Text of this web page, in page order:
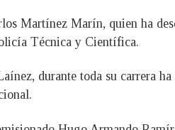
Martínez Marín, quien ha
Técnica y Científica.
durante toda su carrera ha